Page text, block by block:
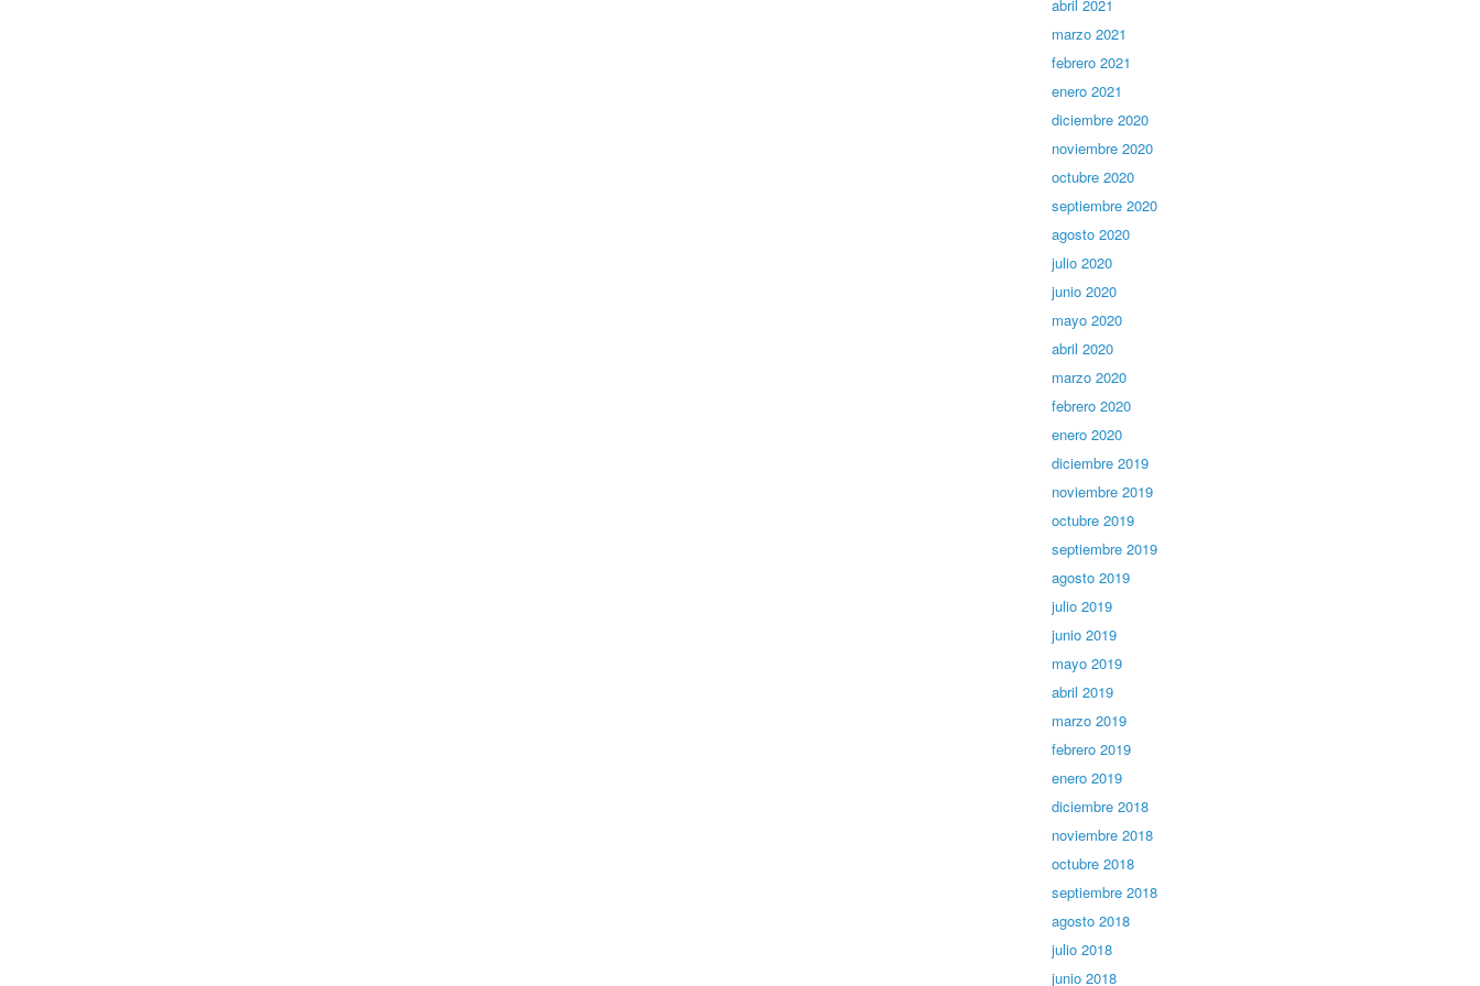
abril 2021
marzo 2021
febrero 2021
enero 2021
diciembre 2020
noviembre 2020
octubre 2020
septiembre 2020
agosto 2020
julio 2020
junio 2020
mayo 2020
abril 2020
marzo 2020
febrero 2020
enero 2020
diciembre 2019
noviembre 2019
octubre 2019
septiembre 2019
agosto 2019
julio 2019
junio 2019
mayo 2019
abril 2019
marzo 2019
febrero 2019
enero 2019
diciembre 2018
noviembre 2018
octubre 2018
septiembre 2018
agosto 2018
julio 2018
junio 2018